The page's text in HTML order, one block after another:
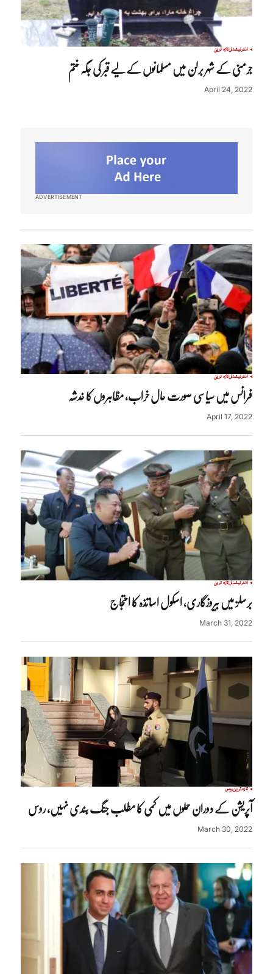
انٹرنیشنلتازہ ترین
جرمنی کے شہر برلن میں مسلمانوں کے لیے قبر کی جگہ ختم
April 24, 2022
ADVERTISEMENT
انٹرنیشنلتازہ ترین
فرانس میں سیاسی صورت حال خراب، مظاہروں کا خدشہ
April 17, 2022
انٹرنیشنلتازہ ترین
برسلز میں بیروزگاری، اسکول اساتذہ کا احتجاج
March 31, 2022
تازہ ترینروس
آپریشن کے دوران حملوں میں کمی کا مطلب جنگ بندی نہیں، روس
March 30, 2022